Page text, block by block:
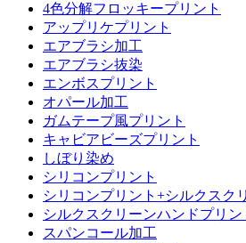
4色分解フロッキープリント
アップリケプリント
エアブラシ加工
エアブラシ抜染
エンボスプリント
オパール加工
ガムテープ風プリント
キャビアビーズプリント
しぼり染め
シリコンプリント
シリコンプリント+シルクスク
シルクスクリーンハンドプリン
スパンコール加工